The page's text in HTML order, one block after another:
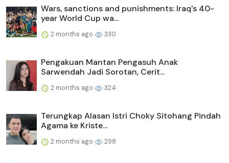
Wars, sanctions and punishments: Iraq's 40-
year World Cup wa...
2 months ago 330
Pengakuan Mantan Pengasuh Anak
Sarwendah Jadi Sorotan, Cerit...
2 months ago 324
Terungkap Alasan Istri Choky Sitohang Pindah
Agama ke Kriste...
2 months ago 298